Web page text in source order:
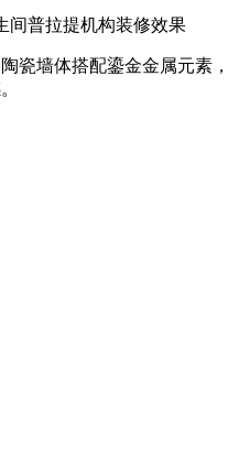
间普拉提机构装修效果
瓷墙体搭配鎏金金属元素，